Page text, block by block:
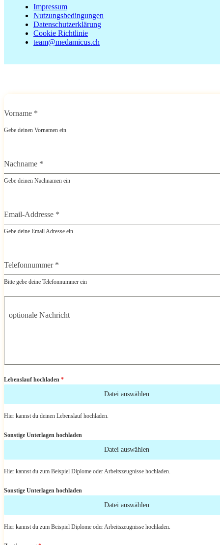
Impressum
Nutzungsbedingungen
Datenschutzerklärung
Cookie Richtlinie
team@medamicus.ch
Vorname *
Gebe deinen Vornamen ein
Nachname *
Gebe deinen Nachnamen ein
Email-Addresse *
Gebe deine Email Adresse ein
Telefonnummer *
Bitte gebe deine Telefonnummer ein
optionale Nachricht
Lebenslauf hochladen *
Datei auswählen
Hier kannst du deinen Lebenslauf hochladen.
Sonstige Unterlagen hochladen
Datei auswählen
Hier kannst du zum Beispiel Diplome oder Arbeitszeugnisse hochladen.
Sonstige Unterlagen hochladen
Datei auswählen
Hier kannst du zum Beispiel Diplome oder Arbeitszeugnisse hochladen.